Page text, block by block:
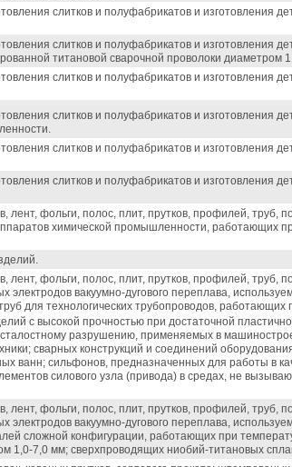
слитков и полуфабрикатов и изготовления
слитков и полуфабрикатов и изготовления
титановой сварочной проволоки диаметром
слитков и полуфабрикатов и изготовления
слитков и полуфабрикатов и изготовления
слитков и полуфабрикатов и изготовления
слитков и полуфабрикатов и изготовления
лент, фольги, полос, плит, прутков, профилей, труб,
химической промышленности, работающих
лент, фольги, полос, плит, прутков, профилей, труб,
вакуумно-дугового переплава,
для технологических трубопроводов, работающих
с высокой прочностью при достаточной
разрушению, применяемых в
сварных конструкций и соединений
ванн; сильфонов, предназначенных для работы в
силового узла (привода) в средах, не
лент, фольги, полос, плит, прутков, профилей, труб,
вакуумно-дугового переплава,
сложной конфигурации, работающих при
1,0-7,0 мм; сверхпроводящих ниобий-титановых